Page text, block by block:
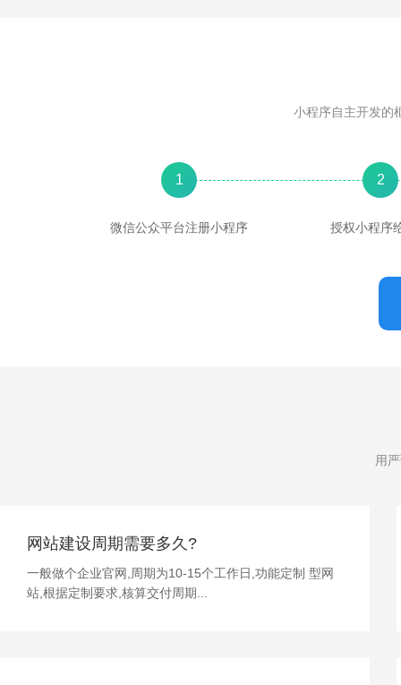
小程序自主开发的
1
微信公众平台注册小程序
2
授权小程序
用
网站建设周期需要多久?
一般做个企业官网,周期为10-15个工作日,功能定制 型网
站,根据定制要求,核算交付周期...